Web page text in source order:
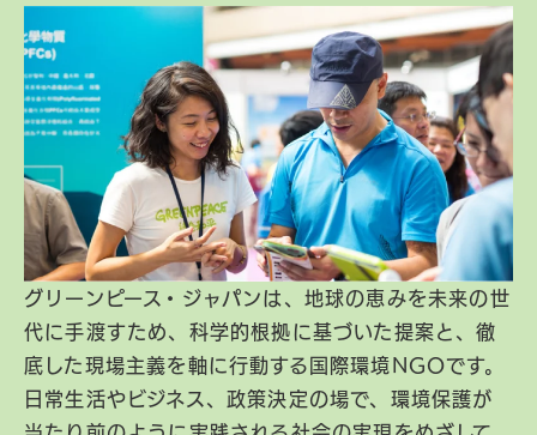
グリーンピース・ジャパンは、地球の恵みを未来の世
代に手渡すため、科学的根拠に基づいた提案と、徹
底した現場主義を軸に行動する国際環境NGOです。
日常生活やビジネス、政策決定の場で、環境保護が